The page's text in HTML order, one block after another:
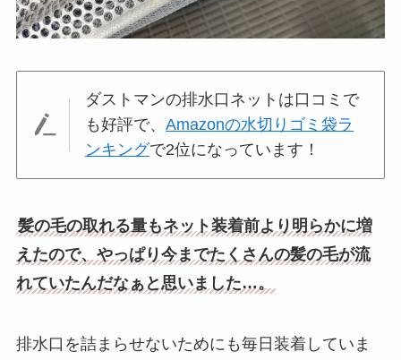
ダストマンの排水口ネットは口コミで
も好評で、Amazonの水切りゴミ袋ラ
ンキングで2位になっています！
髪の毛の取れる量もネット装着前より明らかに増
えたので、やっぱり今までたくさんの髪の毛が流
れていたんだなぁと思いました…。
排水口を詰まらせないためにも毎日装着していま